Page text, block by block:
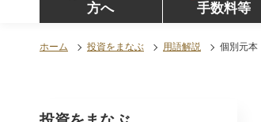
方へ
手数料等
ホーム 投資をまなぶ 用語解説 個別元本